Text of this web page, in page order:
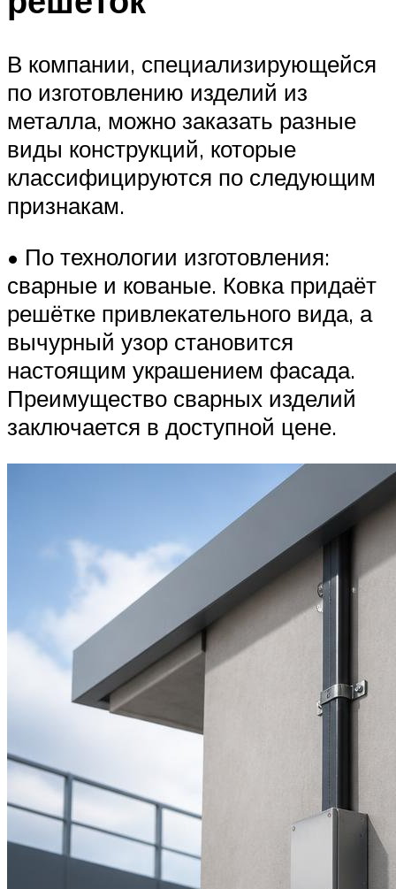
В компании, специализирующейся
по изготовлению изделий из
металла, можно заказать разные
виды конструкций, которые
классифицируются по следующим
признакам.
• По технологии изготовления:
сварные и кованые. Ковка придаёт
решётке привлекательного вида, а
вычурный узор становится
настоящим украшением фасада.
Преимущество сварных изделий
заключается в доступной цене.